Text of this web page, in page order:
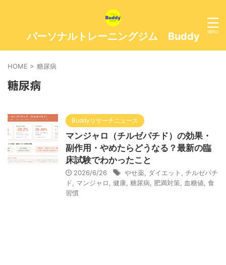
パーソナルトレーニングジム Buddy
HOME > 糖尿病
糖尿病
Buddyリサーチニュース
マンジャロ（チルゼパチド）の効果・
副作用・やめたらどうなる？最新の臨
床試験でわかったこと
2026/6/26 やせ薬 ダイエット
チルゼパチ
ド
マンジャロ 健康 糖尿病 肥満対策 血糖値 食
習慣